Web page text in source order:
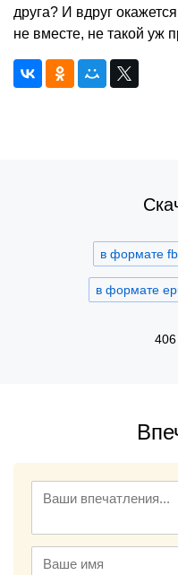
друга? И вдруг
не вместе, не такой уж
в формате
в формате
406